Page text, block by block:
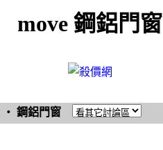
move 鋼鋁門窗
‧ 鋼鋁門窗